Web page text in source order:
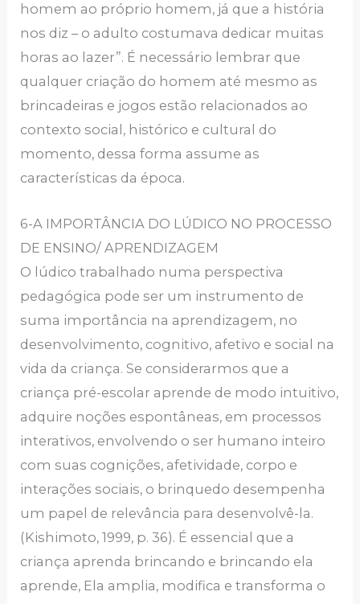
homem ao próprio homem, já que a história
nos diz – o adulto costumava dedicar muitas
horas ao lazer”. É necessário lembrar que
qualquer criação do homem até mesmo as
brincadeiras e jogos estão relacionados ao
contexto social, histórico e cultural do
momento, dessa forma assume as
características da época.
6-A IMPORTÂNCIA DO LÚDICO NO PROCESSO
DE ENSINO/ APRENDIZAGEM
O lúdico trabalhado numa perspectiva
pedagógica pode ser um instrumento de
suma importância na aprendizagem, no
desenvolvimento, cognitivo, afetivo e social na
vida da criança. Se considerarmos que a
criança pré-escolar aprende de modo intuitivo,
adquire noções espontâneas, em processos
interativos, envolvendo o ser humano inteiro
com suas cognições, afetividade, corpo e
interações sociais, o brinquedo desempenha
um papel de relevância para desenvolvê-la.
(Kishimoto, 1999, p. 36). É essencial que a
criança aprenda brincando e brincando ela
aprende, Ela amplia, modifica e transforma o